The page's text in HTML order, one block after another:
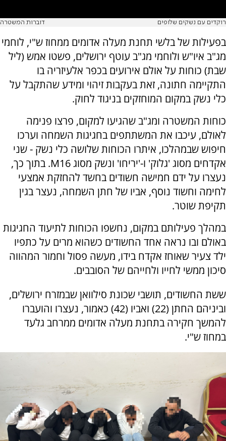
רוקדים עם נשקים שלופים דוברות המשטרה
בפעילות של בלשי תחנת מעלה אדומים ממחוז ש"י, לוחמי
מג"ב איו"ש ולוחמי מג"ב עוטף ירושלים, פשטו אמש (ליל
שבת) כוחות על אולם אירועים בכפר אלעיזריה בו
התקיימה חתונה, זאת בעקבות זיהוי ומידע שהתקבל על
כלי נשק במקום המוחזקים בניגוד לחוק.
כוחות המשטרה ומג"ב שהגיעו למקום, פרצו פנימה
לאולם, עיכבו את המשתתפים בחגיגות השמחה וערכו
חיפוש שבמהלכו, איתרו הכוחות שלושה כלי נשק - שני
אקדחים מסוג 'גלוק' ו-'יריחו' ונשק מסוג M16. בתוך כך,
נעצרו על ידם חמישה חשודים בחשד להחזקת אמצעי
לחימה וחשוד נוסף, אביו של חתן השמחה, נעצר בגין
תקיפת שוטר.
במהלך פעילותם במקום, נחשפו הכוחות לתיעוד החגיגות
באולם ובו נראה אחד החשודים כשהוא מרים על כתפיו
ילד צעיר שאוחז אקדח בידו, מעשה פסול וחמור המהווה
סיכון ממשי לחייו ולחייהם של הסובבים.
ששת החשודים, תושבי שכונת סילוואן שבמזרח ירושלים,
וביניהם החתן (22) ואביו (42) כאמור, נעצרו והועברו
להמשך חקירה בתחנת מעלה אדומים ממרחב גלעד
במחוז ש"י.